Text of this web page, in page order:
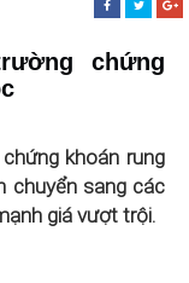
chứng
khoán rung
chuyển sang các
giá vượt trội.